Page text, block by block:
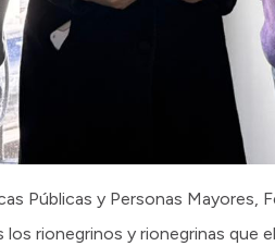
Públicas y Personas Mayores,
rionegrinos y rionegrinas que